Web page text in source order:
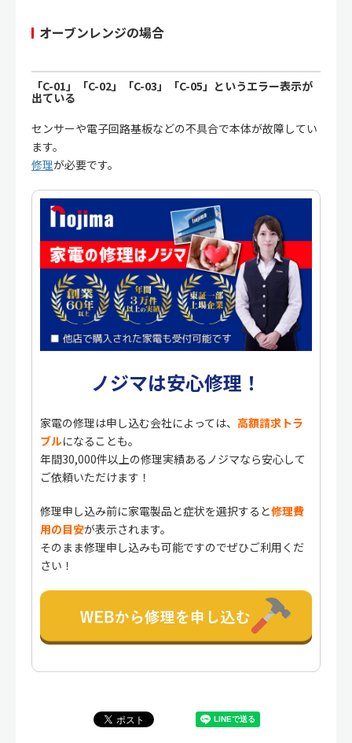
オーブンレンジの場合
「C-01」「C-02」「C-03」「C-05」というエラー表示が
出ている
センサーや電子回路基板などの不具合で本体が故障してい
ます。
修理が必要です。
ノジマは安心修理！
家電の修理は申し込む会社によっては、 高額請求トラ
ブルになることも。
年間30,000件以上の修理実績あるノジマなら安心して
ご依頼いただけます！
修理申し込み前に家電製品と症状を選択すると修理費
用の目安が表示されます。
そのまま修理申し込みも可能ですのでぜひご利用くだ
さい！